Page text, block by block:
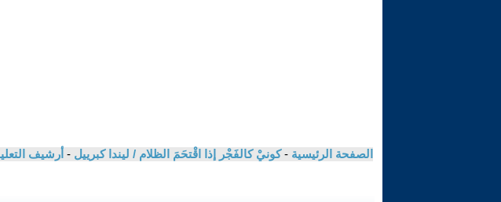
الصفحة الرئيسية -كونيْ كالفَجْر إذا اقْتحَمَ الظلام / ليندا كبرييل - أرشيف